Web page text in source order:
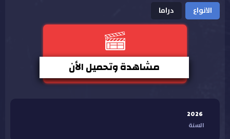
الانواع
دراما
مشاهدة وتحميل الأن
2026
السنة